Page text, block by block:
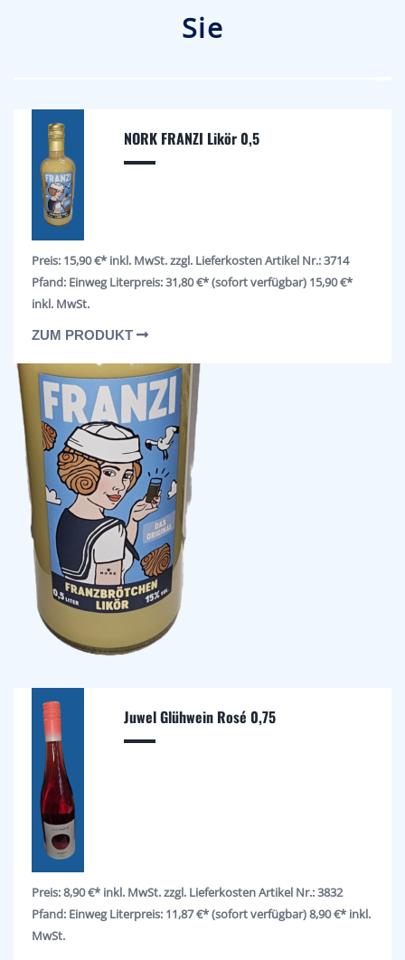
Sie
NORK FRANZI Likör 0,5
Preis: 15,90 €* inkl. MwSt. zzgl. Lieferkosten Artikel Nr.: 3714
Pfand: Einweg Literpreis: 31,80 €* (sofort verfügbar) 15,90 €*
inkl. MwSt.
ZUM PRODUKT
Juwel Glühwein Rosé 0,75
Preis: 8,90 €* inkl. MwSt. zzgl. Lieferkosten Artikel Nr.: 3832
Pfand: Einweg Literpreis: 11,87 €* (sofort verfügbar) 8,90 €* inkl.
MwSt.